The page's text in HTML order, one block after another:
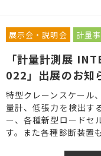
展示会・説明会 計量
「計量計測展
022」出展のお知
特型クレーンスケール
量計、低張力を検出す
ー、各種新型ロードセ
す。また各種診断装置